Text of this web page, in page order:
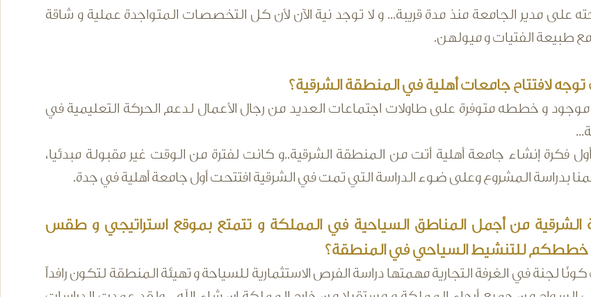
على مدير الجامعة منذ مدة قريبة... و لا توجد نية الآن لأن كل التخصصات المتواجدة عملية و شاقة
طبيعة الفتيات و ميولهن.
لافتتاح جامعات أهلية في المنطقة الشرقية؟
و خططه متوفرة على طاولات اجتماعات العديد من رجال الأعمال لدعم الحركة التعليمية في
فكرة إنشاء جامعة أهلية أتت من المنطقة الشرقية..و كانت لفترة من الوقت غير مقبولة مبدئيا،
بدراسة المشروع وعلى ضوء الدراسة التي تمت في الشرقية افتتحت أول جامعة أهلية في جدة.
الشرقية من أجمل المناطق السياحية في المملكة و تتمتع بموقع استراتيجي و طقس
للتنشيط السياحي في المنطقة؟
لجنة في الغرفة التجارية مهمتها دراسة الفرص الاستثمارية للسياحة و تهيئة المنطقة لتكون رافداً